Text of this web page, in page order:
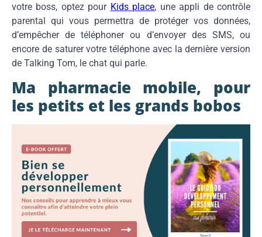
votre boss, optez pour Kids place, une appli de contrôle
parental qui vous permettra de protéger vos données,
d’empêcher de téléphoner ou d’envoyer des SMS, ou
encore de saturer votre téléphone avec la dernière version
de Talking Tom, le chat qui parle.
Ma pharmacie mobile, pour
les petits et les grands bobos